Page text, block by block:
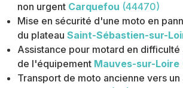
non urgent Carquefou (44470)
Mise en sécurité d'une moto en
du plateau Saint-Sébastien-sur-
Assistance pour motard en
de l'équipement Mauves-sur-Loire
Transport de moto ancienne vers